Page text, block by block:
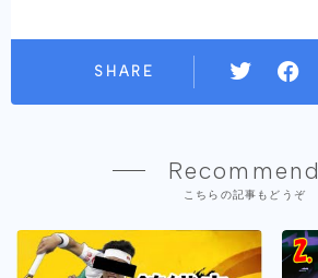
SHARE
Recommend
こちらの記事もどうぞ